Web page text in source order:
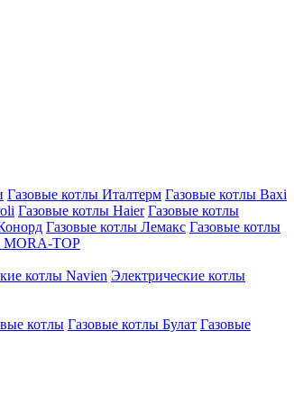
Газовые котлы Италтерм Газовые котлы Baxi
Газовые котлы Haier Газовые котлы
Газовые котлы Лемакс Газовые котлы
MORA-TOP
котлы Navien Электрические котлы
котлы Газовые котлы Булат Газовые